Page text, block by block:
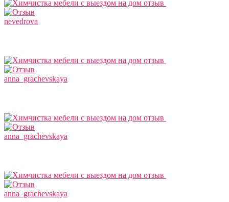
nevedrova
anna_grachevskaya
anna_grachevskaya
anna_grachevskaya